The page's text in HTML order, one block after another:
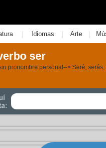
| Idiomas | Arte |
ser
pronombre personal--> Seré, serás,